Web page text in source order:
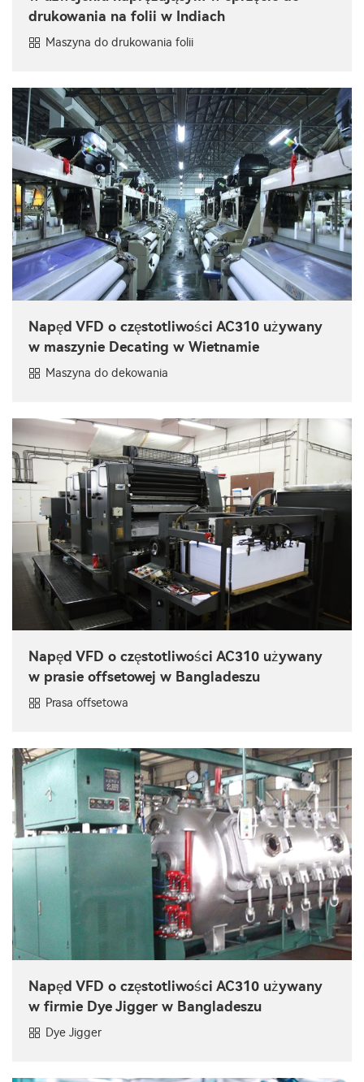
drukowania na folii w Indiach
Maszyna do drukowania folii
Napęd VFD o częstotliwości AC310 używany
w maszynie Decating w Wietnamie
Maszyna do dekowania
Napęd VFD o częstotliwości AC310 używany
w prasie offsetowej w Bangladeszu
Prasa offsetowa
Napęd VFD o częstotliwości AC310 używany
w firmie Dye Jigger w Bangladeszu
Dye Jigger